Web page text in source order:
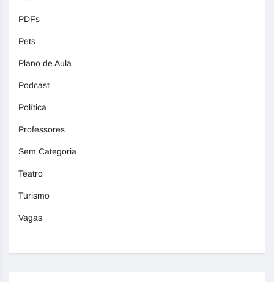
PDFs
Pets
Plano de Aula
Podcast
Política
Professores
Sem Categoria
Teatro
Turismo
Vagas